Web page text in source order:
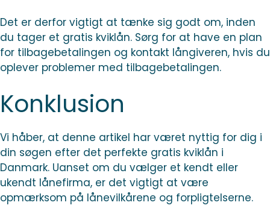
Det er derfor vigtigt at tænke sig godt om, inden
du tager et gratis kviklån. Sørg for at have en plan
for tilbagebetalingen og kontakt långiveren, hvis du
oplever problemer med tilbagebetalingen.
Konklusion
Vi håber, at denne artikel har været nyttig for dig i
din søgen efter det perfekte gratis kviklån i
Danmark. Uanset om du vælger et kendt eller
ukendt lånefirma, er det vigtigt at være
opmærksom på lånevilkårene og forpligtelserne.